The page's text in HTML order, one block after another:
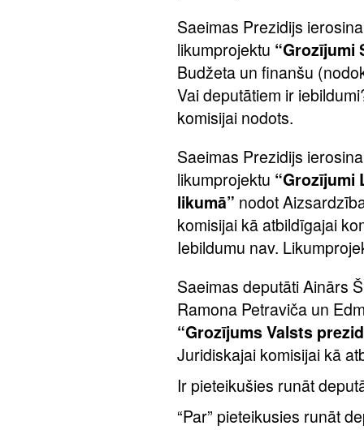
Saeimas Prezidijs
likumprojektu “Grozījumi
Budžeta un finanšu
Vai deputātiem ir
komisijai nodots.
Saeimas Prezidijs
likumprojektu “Grozījumi
likumā” nodot
komisijai kā atbildīgajai
Iebildumu nav.
Saeimas deputāti Ainārs
Ramona Petraviča un
“Grozījums Valsts
Juridiskajai komisijai kā
Ir pieteikušies runāt
“Par” pieteikusies runāt